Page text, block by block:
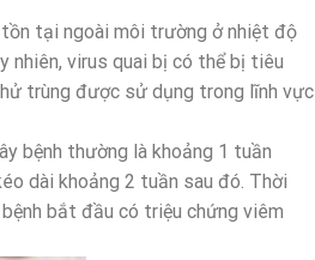
tồn tại ngoài môi trường ở nhiệt độ
nhiên, virus quai bị có thể bị tiêu
trùng được sử dụng trong lĩnh vực
bệnh thường là khoảng 1 tuần
dài khoảng 2 tuần sau đó. Thời
bắt đầu có triệu chứng viêm